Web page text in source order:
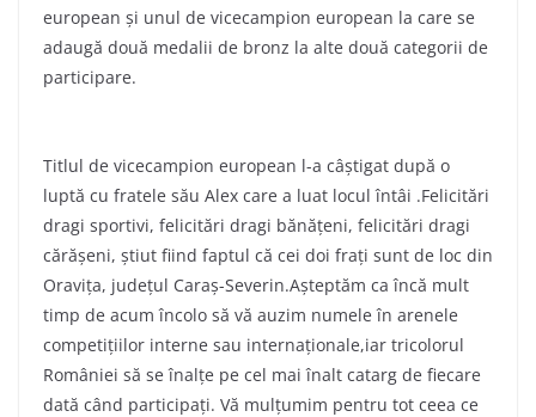
european şi unul de vicecampion european la care se
adaugă două medalii de bronz la alte două categorii de
participare.
Titlul de vicecampion european l-a câştigat după o
luptă cu fratele său Alex care a luat locul întâi .Felicitări
dragi sportivi, felicitări dragi bănăţeni, felicitări dragi
cărăşeni, ştiut fiind faptul că cei doi fraţi sunt de loc din
Oraviţa, judeţul Caraş-Severin.Aşteptăm ca încă mult
timp de acum încolo să vă auzim numele în arenele
competiţiilor interne sau internaţionale,iar tricolorul
României să se înalţe pe cel mai înalt catarg de fiecare
dată când participaţi. Vă mulţumim pentru tot ceea ce